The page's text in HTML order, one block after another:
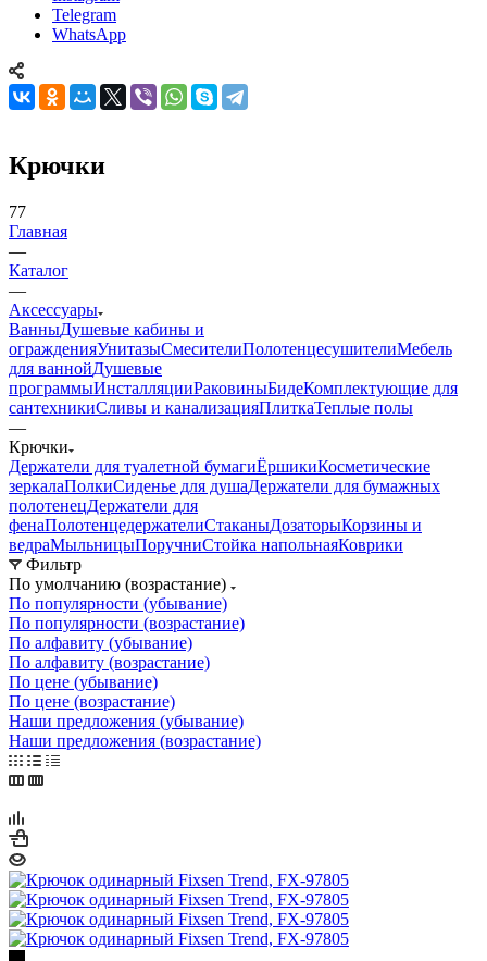
Telegram
WhatsApp
Крючки
77
Главная
—
Каталог
—
Аксессуары
ВанныДушевые кабины и
огражденияУнитазыСмесителиПолотенцесушителиМебель
для ваннойДушевые
программыИнсталляцииРаковиныБидеКомплектующие для
сантехникиСливы и канализацияПлиткаТеплые полы
—
Крючки
Держатели для туалетной бумагиЁршикиКосметические
зеркалаПолкиСиденье для душаДержатели для бумажных
полотенецДержатели для
фенаПолотенцедержателиСтаканыДозаторыКорзины и
ведраМыльницыПоручниСтойка напольнаяКоврики
Фильтр
По умолчанию (возрастание)
По популярности (убывание)
По популярности (возрастание)
По алфавиту (убывание)
По алфавиту (возрастание)
По цене (убывание)
По цене (возрастание)
Наши предложения (убывание)
Наши предложения (возрастание)